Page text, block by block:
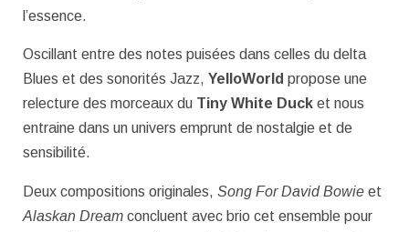
l’essence.
Oscillant entre des notes puisées dans celles du delta
Blues et des sonorités Jazz, YelloWorld propose une
relecture des morceaux du Tiny White Duck et nous
entraine dans un univers emprunt de nostalgie et de
sensibilité.
Deux compositions originales, Song For David Bowie et
Alaskan Dream concluent avec brio cet ensemble pour